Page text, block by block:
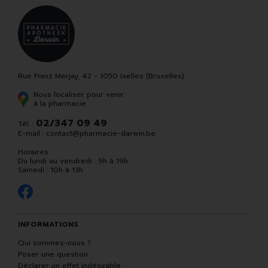
Rue Franz Merjay, 42 - 1050 Ixelles (Bruxelles)
Nous localiser pour venir
à la pharmacie
Tél. : 02/347 09 49
E-mail : contact@pharmacie-darwin.be
Horaires
Du lundi au vendredi : 9h à 19h
Samedi : 10h à 13h
INFORMATIONS
Qui sommes-nous ?
Poser une question
Déclarer un effet indésirable